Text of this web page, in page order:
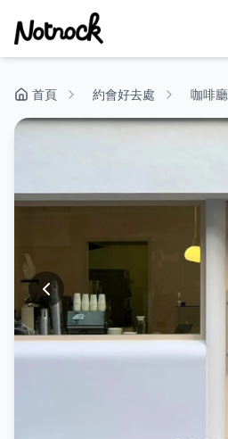
首頁 約會好去處 咖啡廳